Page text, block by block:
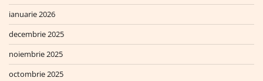
ianuarie 2026
decembrie 2025
noiembrie 2025
octombrie 2025